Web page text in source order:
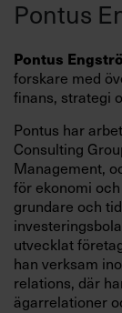
Strategy
Du
dem och du
specifikt
kommer de
LÄS
Pontus
Pontus
forskare med
finans, strategi
Pontus har
Consulting
Management,
för ekonomi
grundare och
utvecklat
han verksam
relations, där
ägarrelationer